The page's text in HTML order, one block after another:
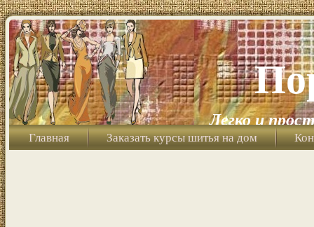
Легко и
Главная Заказать курсы шитья на дом